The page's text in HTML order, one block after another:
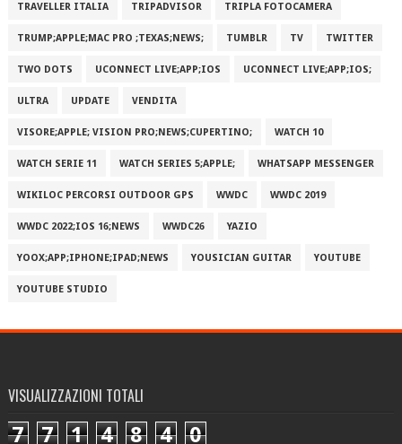
TRAVELLER ITALIA TRIPADVISOR TRIPLA FOTOCAMERA
TRUMP;APPLE;MAC PRO ;TEXAS;NEWS; TUMBLR TV TWITTER
TWO DOTS UCONNECT LIVE;APP;IOS UCONNECT LIVE;APP;IOS;
ULTRA UPDATE VENDITA
VISORE;APPLE; VISION PRO;NEWS;CUPERTINO; WATCH 10
WATCH SERIE 11 WATCH SERIES 5;APPLE; WHATSAPP MESSENGER
WIKILOC PERCORSI OUTDOOR GPS WWDC WWDC 2019
WWDC 2022;IOS 16;NEWS WWDC26 YAZIO
YOOX;APP;IPHONE;IPAD;NEWS YOUSICIAN GUITAR YOUTUBE
YOUTUBE STUDIO
VISUALIZZAZIONI TOTALI
7 7 1 4 8 4 0